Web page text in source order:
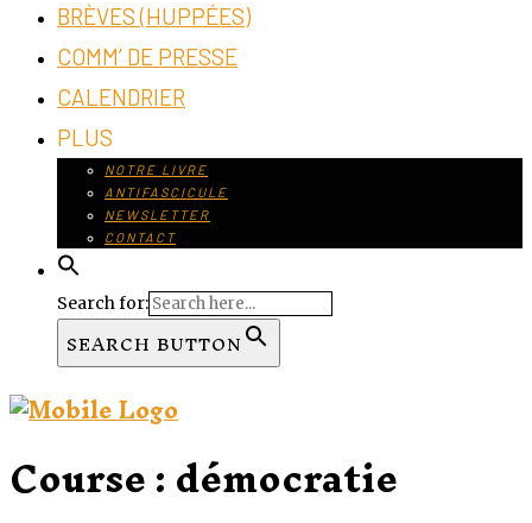
BRÈVES (HUPPÉES)
COMM’ DE PRESSE
CALENDRIER
PLUS
NOTRE LIVRE
ANTIFASCICULE
NEWSLETTER
CONTACT
Search for:
SEARCH BUTTON
Course :démocratie